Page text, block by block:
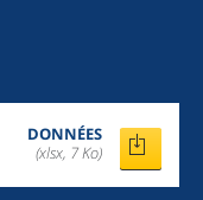
DONNÉES
(xlsx, 7 Ko)